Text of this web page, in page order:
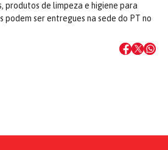
produtos de limpeza e higiene para
podem ser entregues na sede do PT no